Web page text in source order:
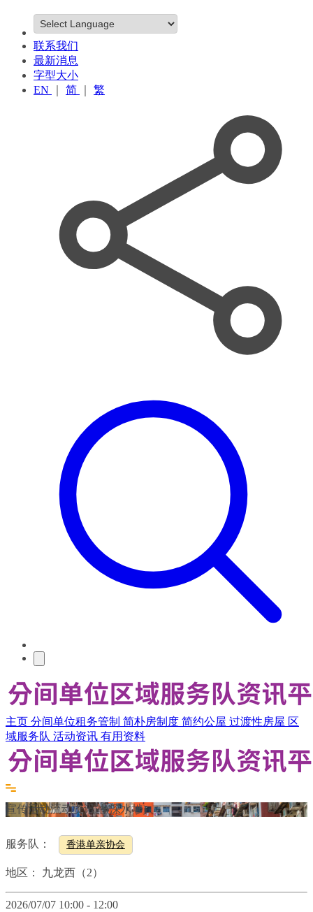
联系我们
最新消息
字型大小
EN
简 繁
主页 分间单位租务管制 简朴房制度 简约公屋 过渡性房屋 区
域服务队 活动资讯 有用资料
宣传活动流动资讯站(深水埗)
服务队： 香港单亲协会
地区： 九龙西（2）
2026/07/07 10:00 - 12:00